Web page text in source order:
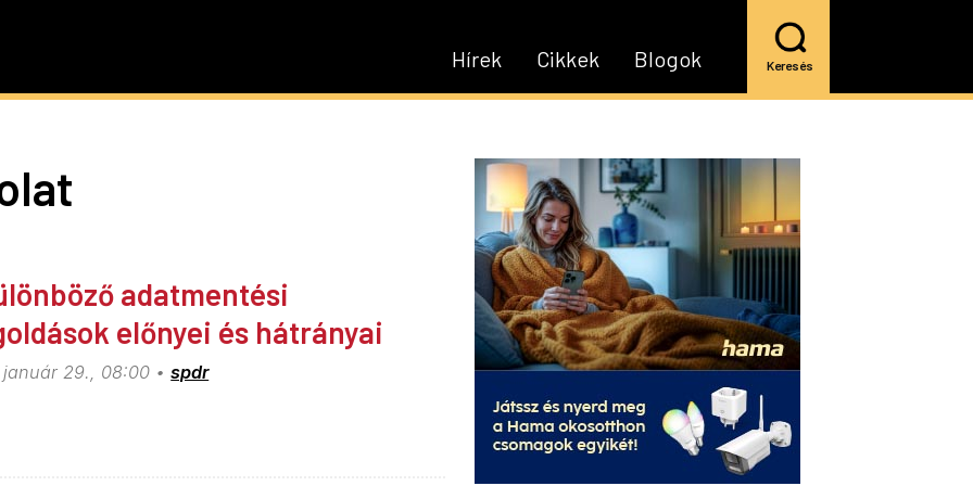
Blogok
Cikkek
Hírek Keresés
adatmentési
előnyei és hátrányai
29., 08:00 spdr